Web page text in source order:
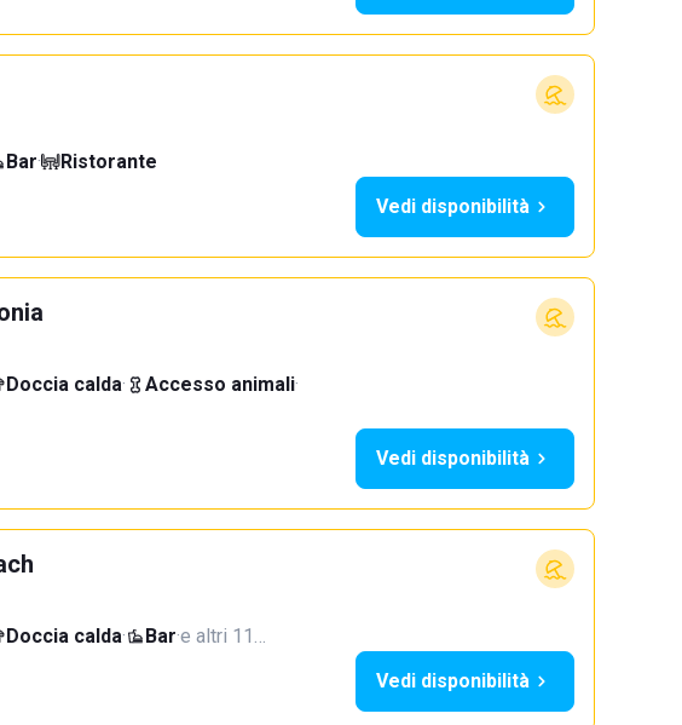
Bar·
Ristorante
Vedi disponibilità
Doccia calda· Accesso animali·
Vedi disponibilità
Doccia calda· Bar·e altri 11…
Vedi disponibilità